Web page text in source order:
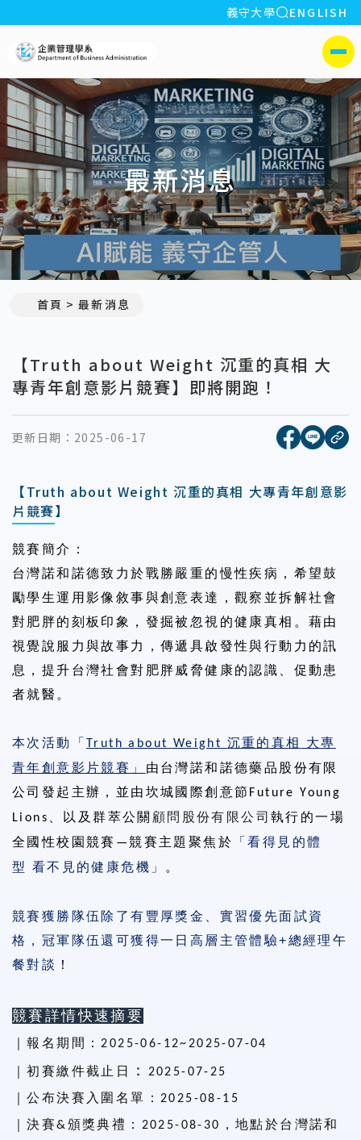
:::
義守大學 全站搜索
ENGLISH
側選單
最新消息
首頁 最新消息
【Truth about Weight 沉重的真相 大
專青年創意影片競賽】即將開跑！
更新日期： 2025-06-17 [另開新
[另開
複
【Truth about Weight 沉重的真相 大專青年創意影
片競賽】
競賽簡介：
台灣諾和諾德致力於戰勝嚴重的慢性疾病，希望鼓
勵學生運用影像敘事與創意表達，觀察並拆解社會
對肥胖的刻板印象，發掘被忽視的健康真相。藉由
視覺說服力與故事力，傳遞具啟發性與行動力的訊
息，提升台灣社會對肥胖威脅健康的認識、促動患
者就醫。
本次活動「 Truth about Weight 沉重的真相
大專
青年創意影片競賽」 由台灣諾和諾德藥品股份有限
公司發起主辦，並由 坎城國際創意節 Future Young
Lions
、以及群萃公關 顧問股份有限公司執行的一場
全國性校園競賽 —競賽主題聚焦於
「看得見的體
型 看不見的健康危機」 。
競賽獲勝隊伍除了有豐厚獎金、實習優先面試資
格，冠軍隊伍還可獲得一日高層主管體驗+總經理午
餐對談 ！
競賽詳情快速摘要
｜報名期間： 2025-06-12~2025-07-04
｜初賽繳件截止日 ： 2025-07-25
｜公布決賽入圍名單： 2025-08-15
｜決賽&頒獎典禮： 2025-08-30
，地點於台灣諾和